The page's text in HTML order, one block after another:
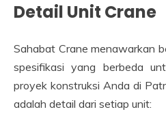
Detail Unit Crane
Sahabat Crane menawarkan
spesifikasi yang berbeda
proyek konstruksi Anda di
adalah detail dari setiap unit: